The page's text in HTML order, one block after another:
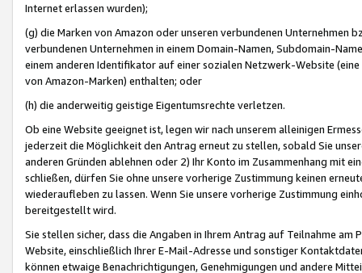
Internet erlassen wurden);
(g) die Marken von Amazon oder unseren verbundenen Unternehmen
verbundenen Unternehmen in einem Domain-Namen, Subdomain-
einem anderen Identifikator auf einer sozialen Netzwerk-Website
von Amazon-Marken) enthalten; oder
(h) die anderweitig geistige Eigentumsrechte verletzen.
Ob eine Website geeignet ist, legen wir nach unserem alleinigen
jederzeit die Möglichkeit den Antrag erneut zu stellen, sobald Sie
anderen Gründen ablehnen oder 2) Ihr Konto im Zusammenhang mit
schließen, dürfen Sie ohne unsere vorherige Zustimmung keinen
wiederaufleben zu lassen. Wenn Sie unsere vorherige Zustimmung
bereitgestellt wird.
Sie stellen sicher, dass die Angaben in Ihrem Antrag auf Teilnahme
Website, einschließlich Ihrer E-Mail-Adresse und sonstiger
können etwaige Benachrichtigungen, Genehmigungen und andere